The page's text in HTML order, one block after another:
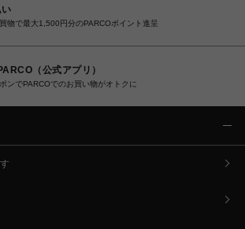
物で最大1,500円分のPARCOポイント進呈
（公式アプリ）
ンでPARCOでのお買い物がオトクに